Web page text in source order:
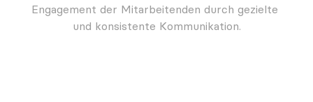
Engagement der Mitarbeitenden durch gezielte
und konsistente Kommunikation.